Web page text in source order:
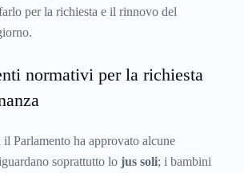
per la richiesta e il rinnovo del
normativi per la richiesta
Parlamento ha approvato alcune
soprattutto lo jus soli; i bambini